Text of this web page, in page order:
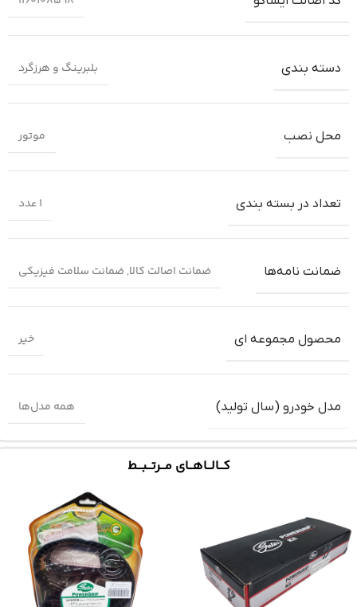
دسته بندی بلبرینگ و هرزگرد
محل نصب موتور
تعداد در بسته بندی 1 عدد
ضمانت‌ نامه‌ها ضمانت اصالت کالا, ضمانت سلامت فیزیکی
محصول مجموعه ای خیر
مدل خودرو (سال تولید) همه مدل‌ها
کـــالـــاهـــای مـــرتـــبـــط